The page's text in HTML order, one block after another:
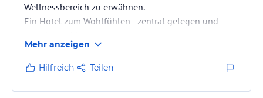
Wellnessbereich zu erwähnen.
Ein Hotel zum Wohlfühlen - zentral gelegen und
Jederzeit wieder.
Mehr anzeigen
Hilfreich Teilen